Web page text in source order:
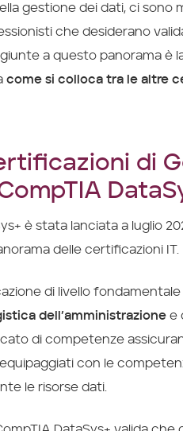
gestione dei dati, ci sono
che desiderano
a questo panorama è
come si colloca tra le altre
di
è stata lanciata a luglio
delle certificazioni IT.
di livello
dell’amministrazione e
di competenze
con le
le risorse dati.